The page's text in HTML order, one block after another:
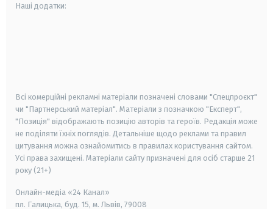
Наші додатки:
Всі комерційні рекламні матеріали позначені словами "Спецпроєкт"
чи "Партнерський матеріал". Матеріали з позначкою "Експерт",
"Позиція" відображають позицію авторів та героїв. Редакція може
не поділяти їхніх поглядів. Детальніше щодо реклами та правил
цитування можна ознайомитись в правилах користування сайтом.
Усі права захищені. Матеріали сайту призначені для осіб старше 21
року (21+)
Онлайн-медіа «24 Канал»
пл. Галицька, буд. 15, м. Львів, 79008